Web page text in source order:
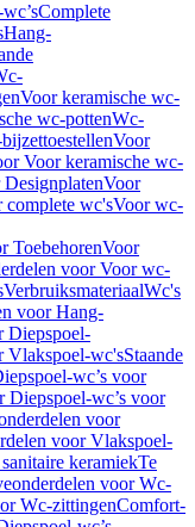
Complete
Hang-
Voor keramische wc-
wc-pottenWc-
Voor
Voor keramische wc-
Voor
complete wc'sVoor wc-
ToebehorenVoor
voor Voor wc-
VerbruiksmateriaalWc's
voor Hang-
Diepspoel-
Vlakspoel-wc'sStaande
wc’s voor
Diepspoel-wc’s voor
voor
voor Vlakspoel-
keramiekTe
voor Wc-
Wc-zittingenComfort-